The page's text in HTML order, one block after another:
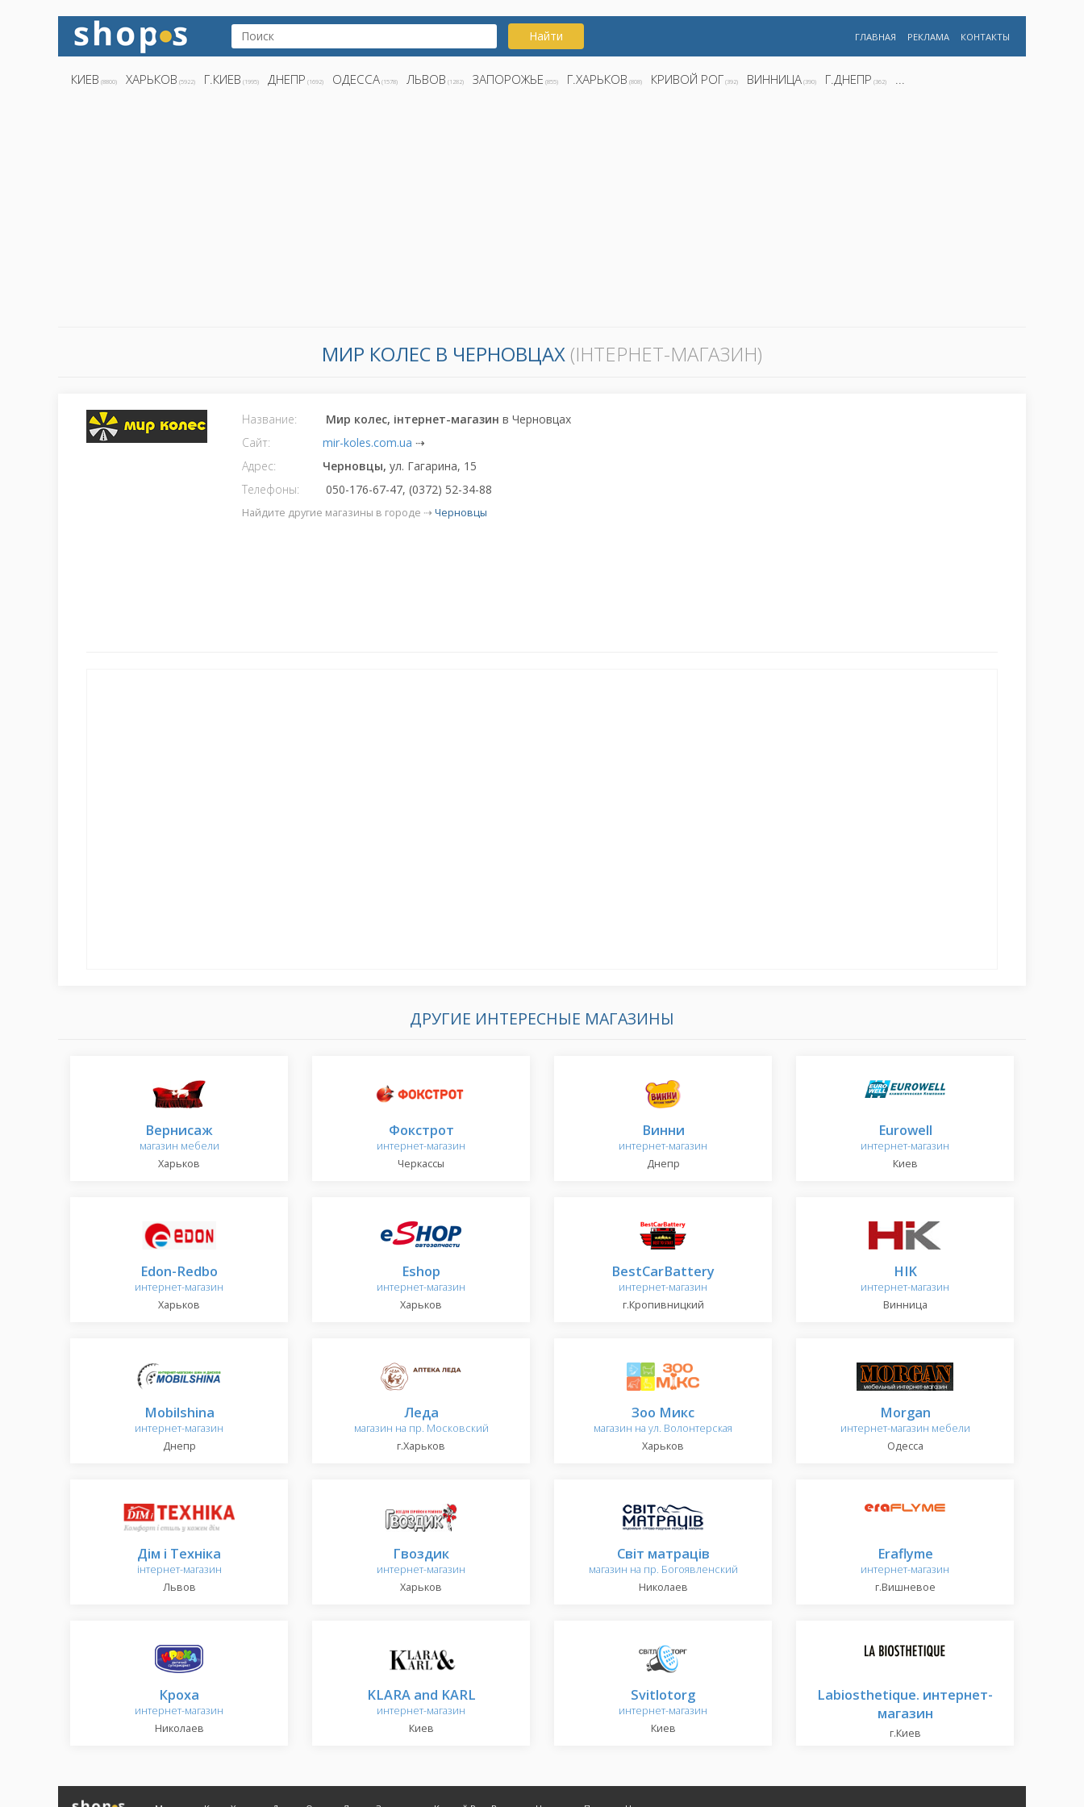
Найти ГЛАВНАЯ РЕКЛАМА КОНТАКТЫ
КИЕВ (8800) ХАРЬКОВ (5922) Г.КИЕВ (1995) ДНЕПР (1692) ОДЕССА (1578) ЛЬВОВ (1282) ЗАПОРОЖЬЕ (855) Г.ХАРЬКОВ (808) КРИВОЙ РОГ (392) ВИННИЦА (390) Г.ДНЕПР (362) ...
МИР КОЛЕС В ЧЕРНОВЦАХ (ІНТЕРНЕТ-МАГАЗИН)
Название: Мир колес, інтернет-магазин в Черновцах
Сайт:
mir-koles.com.ua ⇢
Адрес:
Черновцы,ул. Гагарина, 15
Телефоны:
050-176-67-47, (0372) 52-34-88
Найдите другие магазины в городе ⇢Черновцы
ДРУГИЕ ИНТЕРЕСНЫЕ МАГАЗИНЫ
Вернисаж
магазин мебели
Харьков
Фокстрот
интернет-магазин
Черкассы
Винни
интернет-магазин
Днепр
Eurowell
интернет-магазин
Киев
Еdon-Redbo
интернет-магазин
Харьков
Eshop
интернет-магазин
Харьков
BestCarBattery
интернет-магазин
г.Кропивницкий
HIK
интернет-магазин
Винница
Mobilshina
интернет-магазин
Днепр
Леда
магазин на пр. Московский
г.Харьков
Зоо Микс
магазин на ул. Волонтерская
Харьков
Morgan
интернет-магазин мебели
Одесса
Дім і Техніка
інтернет-магазин
Львов
Гвоздик
интернет-магазин
Харьков
Світ матраців
магазин на пр. Богоявленский
Николаев
Eraflyme
интернет-магазин
г.Вишневое
Кроха
интернет-магазин
Николаев
KLARA and KARL
интернет-магазин
Киев
Svitlotorg
интернет-магазин
Киев
Labiosthetique. интернет-
магазин
г.Киев